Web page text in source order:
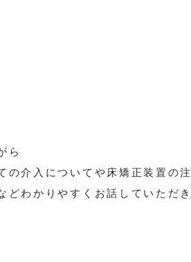
ら
の介入についてや床矯正装置の注
わかりやすくお話していただき